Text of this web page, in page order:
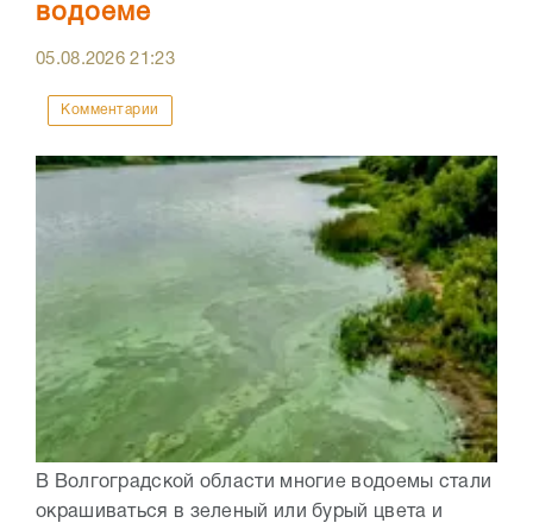
водоеме
05.08.202621:23
Комментарии
В Волгоградской области многие водоемы стали
окрашиваться в зеленый или бурый цвета и